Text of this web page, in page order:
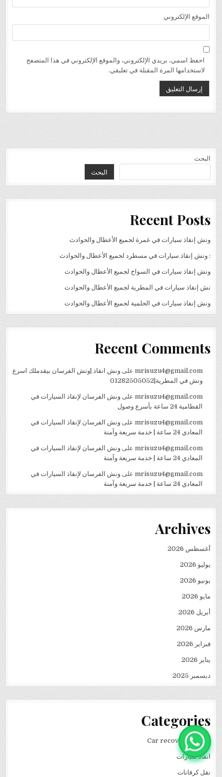
الموقع الإلكتروني
احفظ اسمي، بريدي الإلكتروني، والموقع الإلكتروني في هذا المتصفح
لاستخدامها المرة المقبلة في تعليقي.
البحث
البحث
Recent Posts
ونش إنقاذ سيارات في غمرة لجميع الأعطال والحوادث
: ونش إنقاذ سيارات في مسطرد لجميع الأعطال والحوادث
ونش إنقاذ سيارات في السواح لجميع الأعطال والحوادث
نش إنقاذ سيارات في المطرية لجميع الأعطال والحوادث
ونش إنقاذ سيارات في الحلمية لجميع الأعطال والحوادث
Recent Comments
mrisuzu4@gmail.comعلى ونش انقاذ |ونش الفرسان بيقدملك اسرع
ونش في المطرية|01282505052
mrisuzu4@gmail.comعلى ونش الفرسان لإنقاذ السيارات في
القطامية 24 ساعة بأسرع وصول
mrisuzu4@gmail.comعلى ونش الفرسان لإنقاذ السيارات في
المعادي 24 ساعة | خدمة سريعة وآمنة
mrisuzu4@gmail.comعلى ونش الفرسان لإنقاذ السيارات في
المعادي 24 ساعة | خدمة سريعة وآمنة
mrisuzu4@gmail.comعلى ونش الفرسان لإنقاذ السيارات في
المعادي 24 ساعة | خدمة سريعة وآمنة
Archives
أغسطس 2026
يوليو 2026
يونيو 2026
مايو 2026
أبريل 2026
مارس 2026
فبراير 2026
يناير 2026
ديسمبر 2025
Categories
Car recovery winch
انقاذ سيارات
نقل كرفانات